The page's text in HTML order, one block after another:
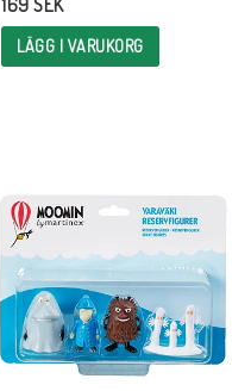
LÄGG I VARUKORG